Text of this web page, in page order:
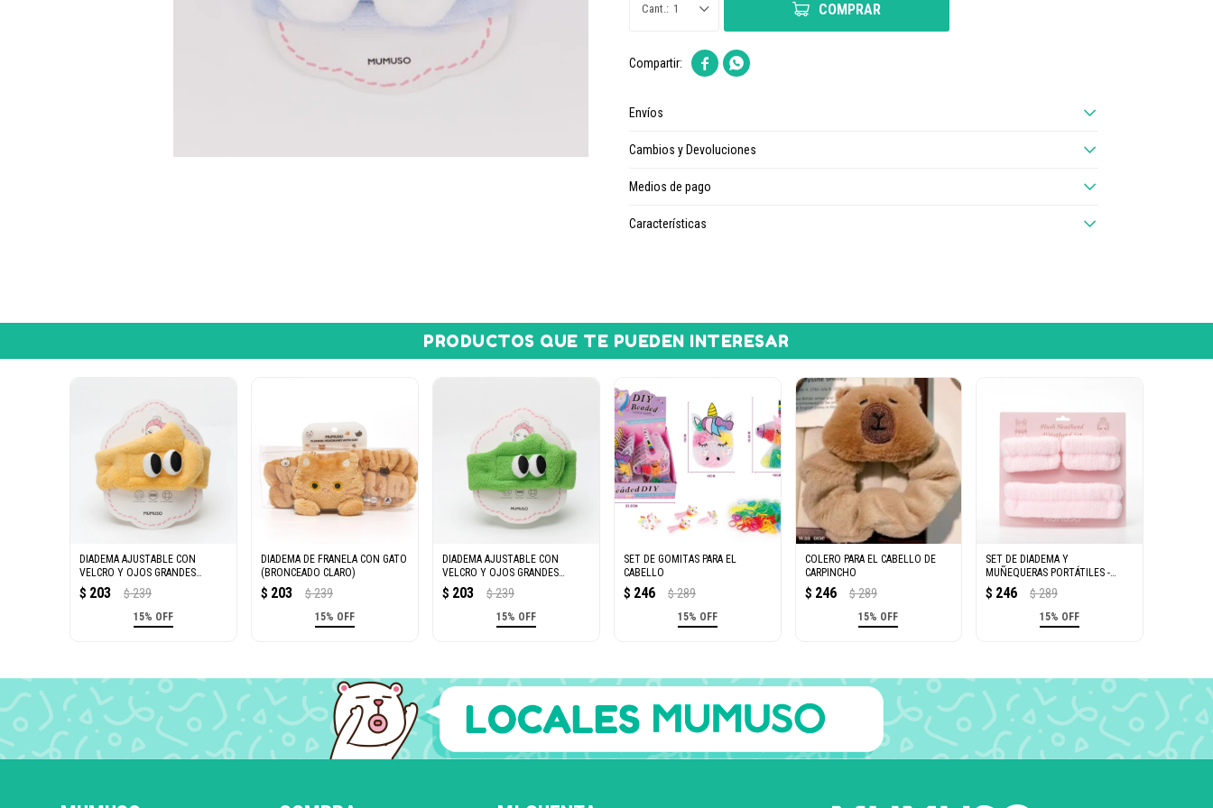
1 COMPRAR
 
Envíos
Cambios y Devoluciones
Medios de pago
Características
PRODUCTOS QUE TE PUEDEN INTERESAR
DIADEMA AJUSTABLE CON
VELCRO Y OJOS GRANDES
(AMARILLO)
$ 203 $ 239
15% OFF
DIADEMA DE FRANELA CON GATO
(BRONCEADO CLARO)
$ 203 $ 239
15% OFF
DIADEMA AJUSTABLE CON
VELCRO Y OJOS GRANDES
(VERDE)
$ 203 $ 239
15% OFF
SET DE GOMITAS PARA EL
CABELLO
$ 246 $ 289
15% OFF
COLERO PARA EL CABELLO DE
CARPINCHO
$ 246 $ 289
15% OFF
SET DE DIADEMA Y
MUÑEQUERAS PORTÁTILES -
ROSA
$ 246 $ 289
15% OFF